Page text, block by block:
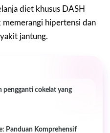
diet khusus DASH
memerangi hipertensi dan
jantung.
pengganti cokelat yang
Panduan Komprehensif